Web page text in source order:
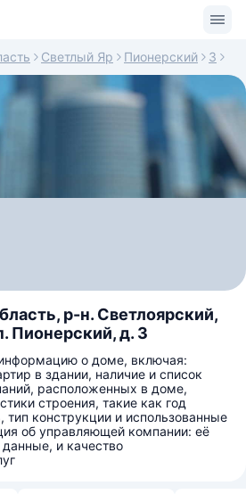
Светлый Яр Пионерский 3
р-н. Светлоярский,
Пионерский, д. 3
о доме, включая:
в здании, наличие и список
расположенных в доме,
строения, такие как год
тип конструкции и использованные
об управляющей компании: её
и качество